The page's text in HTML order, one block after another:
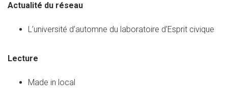
Actualité du réseau
L’université d’automne du laboratoire d’Esprit civique
Lecture
Made in local